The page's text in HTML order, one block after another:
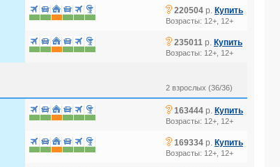
? 220504 р. Купить
Возрасты: 12+, 12+
? 235011 р. Купить
Возрасты: 12+, 12+
2 взрослых (36/36)
? 163444 р. Купить
Возрасты: 12+, 12+
? 169334 р. Купить
Возрасты: 12+, 12+